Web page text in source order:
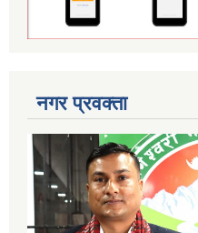
नगर प्रवक्ता